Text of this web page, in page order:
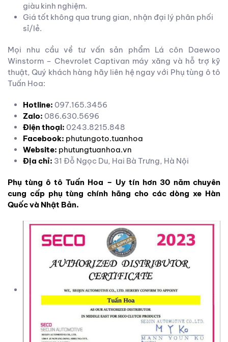
giàu kinh nghiệm.
Giá tốt không qua trung gian, nhận đại lý phân phối
sỉ/lẻ.
Mọi nhu cầu về tư vấn sản phẩm Lá côn Daewoo
Winstorm – Chevrolet Captivan máy xăng và hỗ trợ kỹ
thuật, Quý khách hàng hãy liên hệ ngay với Phụ tùng ô tô
Tuấn Hoa:
Hotline: 097.165.3456
Zalo: 086.630.5696
Điện thoại: 0243.8215.848
Facebook: phutungoto.tuanhoa
Website: phutungtuanhoa.vn
Địa chỉ: 31 Đỗ Ngọc Du, Hai Bà Trưng, Hà Nội
Phụ tùng ô tô Tuấn Hoa – Uy tín hơn 30 năm chuyên
cung cấp phụ tùng chính hãng cho các dòng xe Hàn
Quốc và Nhật Bản.